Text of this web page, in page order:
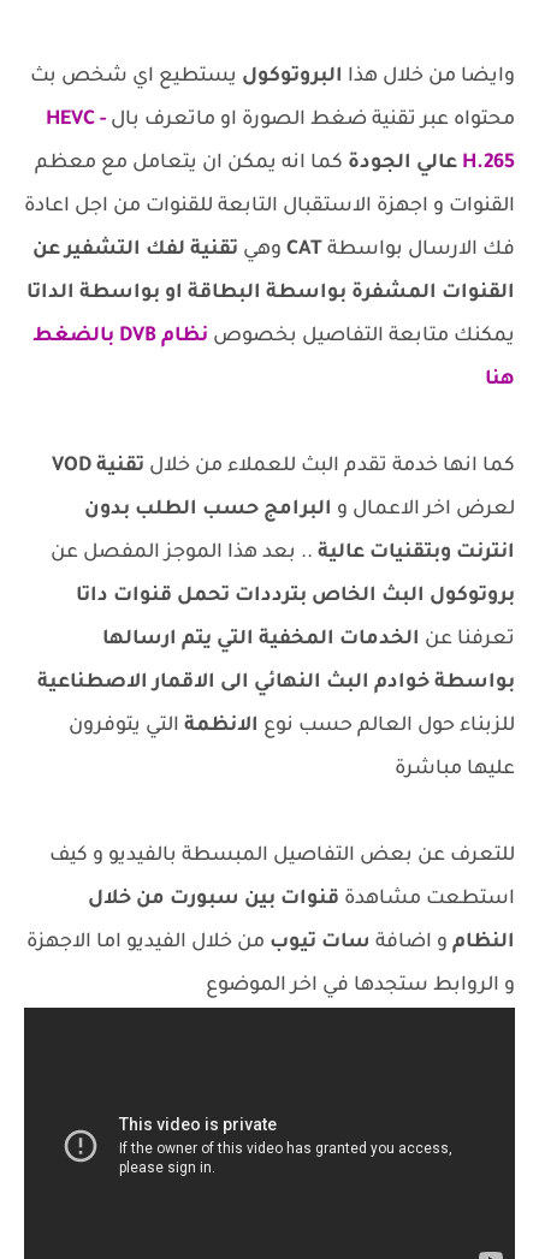
وايضا من خلال هذا البروتوكول يستطيع اي شخص بث
محتواه عبر تقنية ضغط الصورة او ماتعرف بالHEVC -
H.265 عالي الجودة كما انه يمكن ان يتعامل مع معظم
القنوات و اجهزة الاستقبال التابعة للقنوات من اجل اعادة
فك الارسال بواسطة CAT وهي تقنية لفك التشفير عن
القنوات المشفرة بواسطة البطاقة او بواسطة الداتا
يمكنك متابعة التفاصيل بخصوص نظام DVB
بالضغط
هنا
كما انها خدمة تقدم البث للعملاء من خلال تقنية VOD
لعرض اخر الاعمال و البرامج حسب الطلب بدون
انترنت وبتقنيات عالية .. بعد هذا الموجز المفصل عن
بروتوكول البث الخاص بترددات تحمل قنوات داتا
تعرفنا عن الخدمات المخفية التي يتم ارسالها
بواسطة خوادم البث النهائي الى الاقمار الاصطناعية
للزبناء حول العالم حسب نوع الانظمة التي يتوفرون
عليها مباشرة
للتعرف عن بعض التفاصيل المبسطة بالفيديو و كيف
استطعت مشاهدة قنوات بين سبورت من خلال
النظام و اضافة سات تيوب من خلال الفيديو اما الاجهزة
و الروابط ستجدها في اخر الموضوع